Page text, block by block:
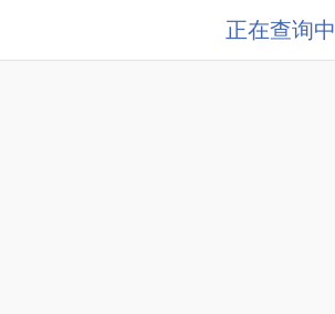
正在查询中